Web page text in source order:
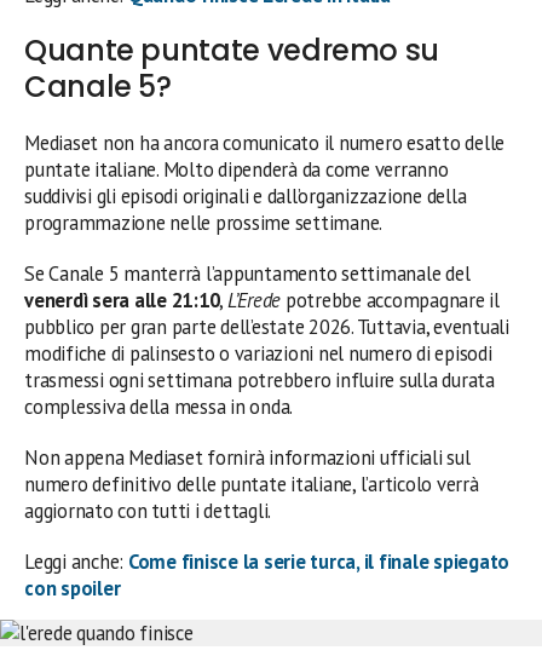
Quante puntate vedremo su
Canale 5?
Mediaset non ha ancora comunicato il numero esatto delle
puntate italiane. Molto dipenderà da come verranno
suddivisi gli episodi originali e dall’organizzazione della
programmazione nelle prossime settimane.
Se Canale 5 manterrà l’appuntamento settimanale del
venerdì sera alle 21:10,L’Erede potrebbe accompagnare il
pubblico per gran parte dell’estate 2026. Tuttavia, eventuali
modifiche di palinsesto o variazioni nel numero di episodi
trasmessi ogni settimana potrebbero influire sulla durata
complessiva della messa in onda.
Non appena Mediaset fornirà informazioni ufficiali sul
numero definitivo delle puntate italiane, l’articolo verrà
aggiornato con tutti i dettagli.
Leggi anche: Come finisce la serie turca, il finale spiegato
con spoiler